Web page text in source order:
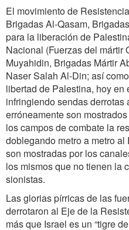
El movimiento de
Brigadas Al-Qasam,
para la liberación de
Nacional (Fuerzas del mártir
Muyahidin, Brigadas Mártir
Naser Salah Al-Din; así
libertad de Palestina, hoy en
infringiendo sendas
erróneamente son
los campos de combate la
doblegando metro a metro
son mostradas por los
los mismos que no tienen la
sionistas.
Las glorias pírricas de las
derrotaron al Eje de la
más que Israel es un “tigre